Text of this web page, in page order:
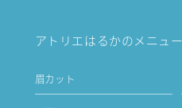
アトリエはるかのメニュ
眉カット